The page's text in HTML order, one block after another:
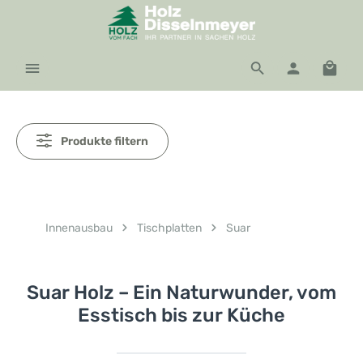
Zum Hauptinhalt springen
Produkte filtern
Innenausbau Tischplatten Suar
Suar Holz – Ein Naturwunder, vom
Esstisch bis zur Küche